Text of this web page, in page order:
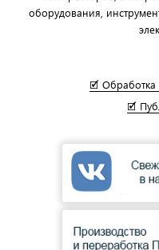
оборудования,
🗹 Обработка
🗹